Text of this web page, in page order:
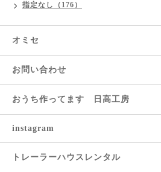
指定なし（176）
オミセ
お問い合わせ
おうち作ってます 日高工房
instagram
トレーラーハウスレンタル